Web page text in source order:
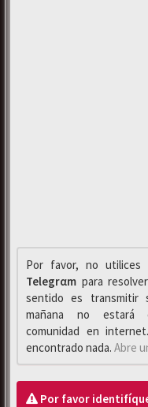
Por favor, no utilices
Telegrαm para
sentido es transmitir
mañana no estará
comunidad en
encontrado nada. Abre
Por favor